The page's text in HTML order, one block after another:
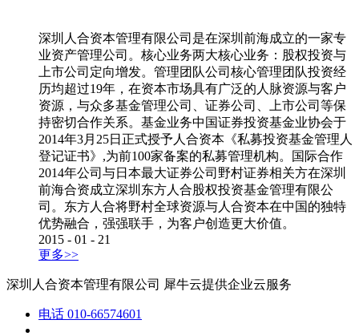
深圳人合资本管理有限公司是在深圳前海成立的一家专
业资产管理公司。核心业务两大核心业务：股权投资与
上市公司定向增发。管理团队公司核心管理团队投资经
历均超过19年，在资本市场具有广泛的人脉资源与客户
资源，与众多基金管理公司、证券公司、上市公司等保
持密切合作关系。基金业务中国证券投资基金业协会于
2014年3月25日正式授予人合资本《私募投资基金管理人
登记证书》,为前100家备案的私募管理机构。国际合作
2014年公司与日本最大证券公司野村证券相关方在深圳
前海合资成立深圳东方人合股权投资基金管理有限公
司。东方人合将野村全球资源与人合资本在中国的独特
优势融合，强强联手，为客户创造更大价值。
2015 - 01 - 21
更多>>
深圳人合资本管理有限公司 犀牛云提供企业云服务
电话 010-66574601